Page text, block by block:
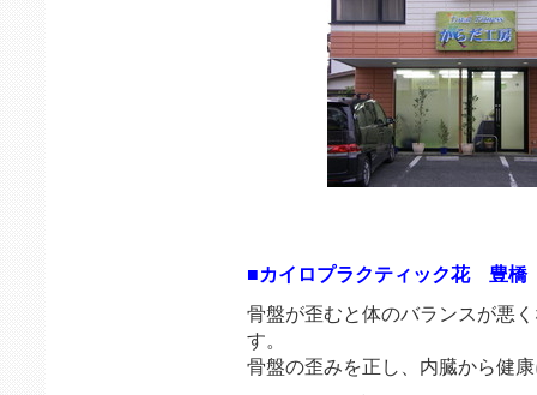
■カイロプラクティック花 豊橋
骨盤が歪むと体のバランスが悪
す。
骨盤の歪みを正し、内臓から健